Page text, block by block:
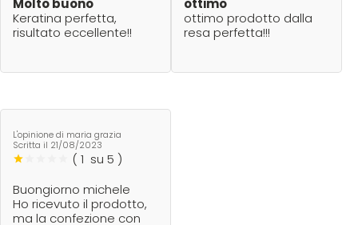
Molto buono
Keratina perfetta,
risultato eccellente!!
ottimo
ottimo prodotto dalla
resa perfetta!!!
L'opinione di maria grazia
Scritta il 21/08/2023
( 1 su 5 )
Buongiorno michele
Ho ricevuto il prodotto,
ma la confezione con